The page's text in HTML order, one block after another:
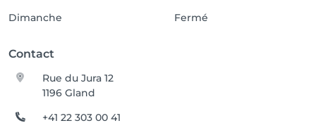
Dimanche
Fermé
Contact
Rue du Jura 12
1196 Gland
+41 22 303 00 41